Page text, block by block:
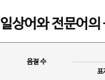
일상어와 전문어의
음절 수
표